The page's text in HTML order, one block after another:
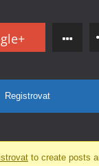
Registrovat
to create posts